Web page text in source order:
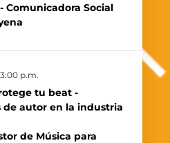
Comunicadora Social
p.m.
tu beat -
de autor en la industria
de Música para